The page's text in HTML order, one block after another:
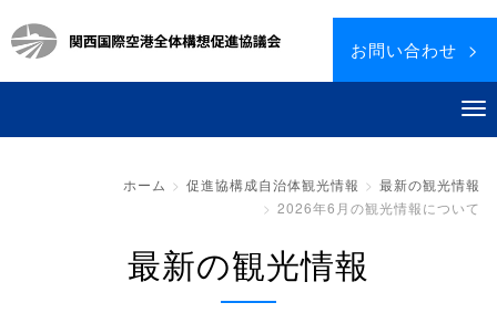
お問い合わせ >
ホーム 促進協構成自治体観光情報
最新の観光情報
2026年6月の観光情報について
最新の観光情報